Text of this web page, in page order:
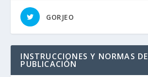
GORJEO
INSTRUCCIONES Y NORMAS DE
PUBLICACIÓN